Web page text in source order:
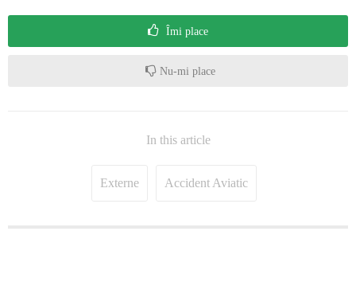
Îmi place
Nu-mi place
In this article
Externe Accident Aviatic